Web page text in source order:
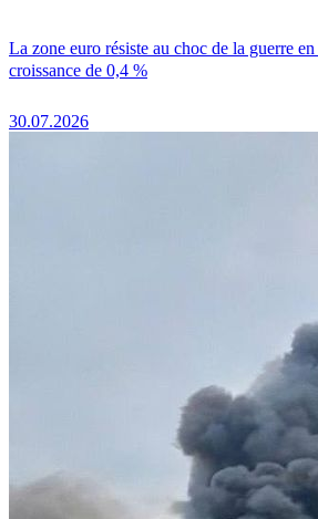
La zone euro résiste au choc de la guerre
croissance de 0,4 %
30.07.2026